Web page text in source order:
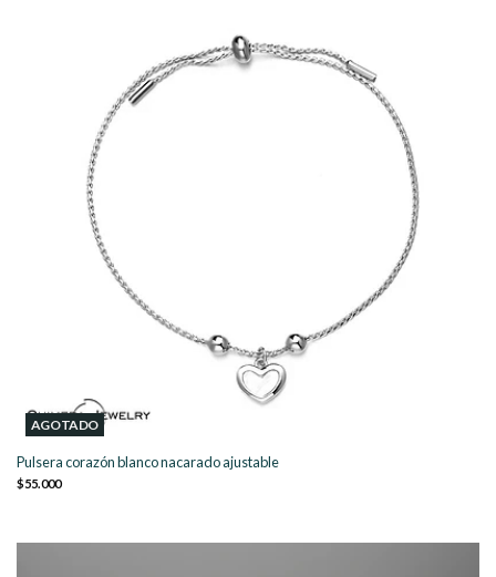
AGOTADO
Pulsera corazón blanco nacarado ajustable
$55.000